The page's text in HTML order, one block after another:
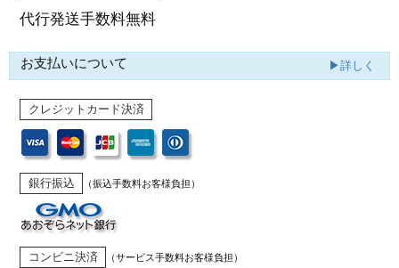
代行発送手数料無料
お支払いについて ▶詳しく
クレジットカード決済
銀行振込 （振込手数料お客様負担）
コンビニ決済 （サービス手数料お客様負担）